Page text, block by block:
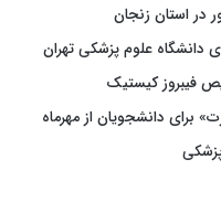
در استان زنجان
دانشگاه علوم پزشکی تهران
فیبروز کیستیک
برای دانشجویان از مهرماه